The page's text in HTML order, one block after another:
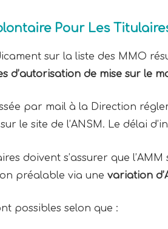
Pour Les Titulaires
sur la liste des MMO
d’autorisation de mise sur le
par mail à la Direction
le site de l’ANSM. Le délai
doivent s’assurer que
préalable via une variation
possibles selon que :